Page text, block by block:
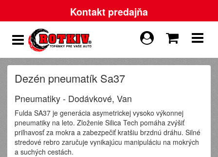
Kontakt predajňa
Dezén pneumatík Sa37
Pneumatiky - Dodávkové, Van
Fulda SA37 je generácia asymetrickej vysoko výkonnej
pneumatiky na leto. Zloženie Silica Tech pomáha zvýšiť
priľnavosť za mokra a zabezpečiť kratšiu brzdnú dráhu. Silné
stredové rebro zaručuje vynikajúcu manipuláciu na mokrých
a suchých cestách.